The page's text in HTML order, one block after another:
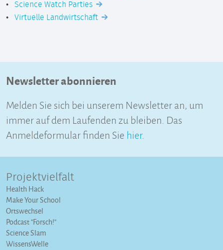
Science Watch Parties
Virtuelle Landwirtschaft
Newsletter abonnieren
Melden Sie sich bei unserem Newsletter an, um
immer auf dem Laufenden zu bleiben. Das
Anmeldeformular finden Sie hier.
Projektvielfalt
Health Hack
Make Your School
Ortswechsel
Podcast "Forsch!"
Science Slam
WissensWelle